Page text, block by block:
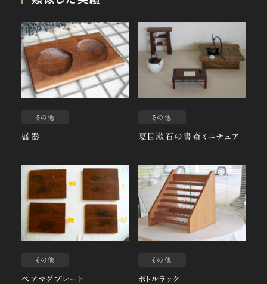
その他
盛器
その他
夏目漱石の書斎ミニチュア
その他
ペアマグプレート
その他
ボトルラック